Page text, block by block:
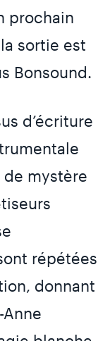
prochain
sortie est
Bonsound.
d’écriture
de mystère
répétées
donnant